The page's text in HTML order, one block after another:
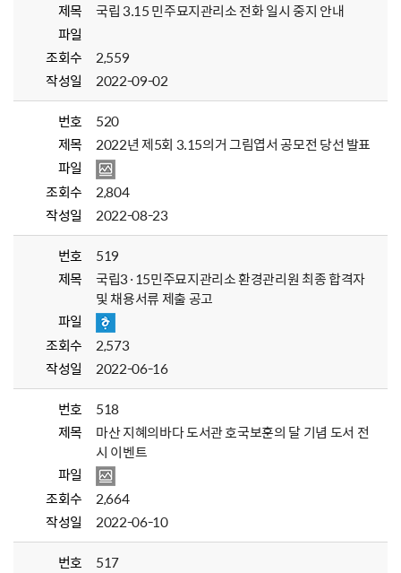
제목
국립 3.15 민주묘지관리소 전화 일시 중지 안내
파일
조회수
2,559
작성일
2022-09-02
번호
520
제목
2022년 제5회 3.15의거 그림엽서 공모전 당선 발표
파일
조회수
2,804
작성일
2022-08-23
번호
519
제목
국립3·15민주묘지관리소 환경관리원 최종 합격자
및 채용서류 제출 공고
파일
조회수
2,573
작성일
2022-06-16
번호
518
제목
마산 지혜의바다 도서관 호국보훈의 달 기념 도서 전
시 이벤트
파일
조회수
2,664
작성일
2022-06-10
번호
517